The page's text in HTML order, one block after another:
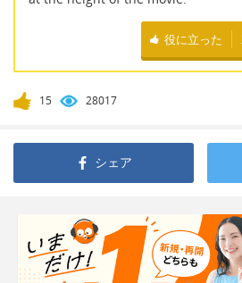
役に立った
15 28017
シェア